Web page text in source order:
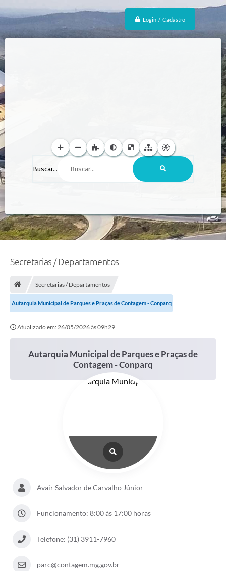
Login / Cadastro
Buscar...
Secretarias / Departamentos
Secretarias / Departamentos
Autarquia Municipal de Parques e Praças de Contagem - Conparq
Atualizado em: 26/05/2026 às 09h29
Autarquia Municipal de Parques e Praças de
Contagem - Conparq
Avair Salvador de Carvalho Júnior
Funcionamento: 8:00 às 17:00 horas
Telefone: (31) 3911-7960
parc@contagem.mg.gov.br